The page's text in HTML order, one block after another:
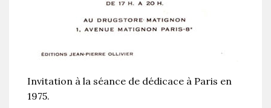
Invitation à la séance de dédicace à Paris en
1975.